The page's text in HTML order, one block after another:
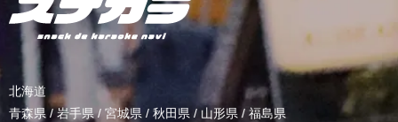
北海道
青森県 / 岩手県/ 宮城県 / 秋田県 / 山形県/ 福島県